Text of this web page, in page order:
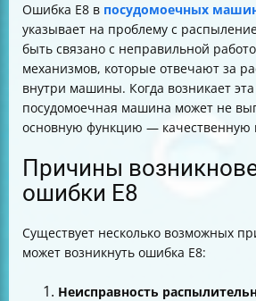
Ошибка E8 в посудомоечных
указывает на проблему с
быть связано с неправильной
механизмов, которые отвечают за
внутри машины. Когда возникает
посудомоечная машина может не
основную функцию — качественную
Причины
ошибки E8
Существует несколько возможных
может возникнуть ошибка E8:
Неисправность